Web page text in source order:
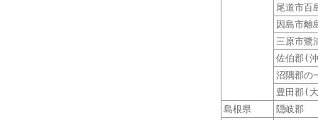
尾道市百
因島市離
三原市鷺
佐伯郡(
沼隅郡の
豊田郡(
島根県
隠岐郡